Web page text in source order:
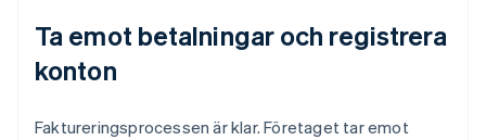
Ta emot betalningar och registrera
konton
Faktureringsprocessen är klar. Företaget tar emot